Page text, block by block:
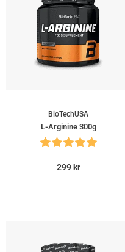
BioTechUSA
L-Arginine 300g
299kr